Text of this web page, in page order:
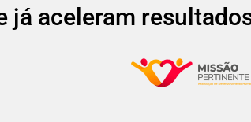
já aceleram